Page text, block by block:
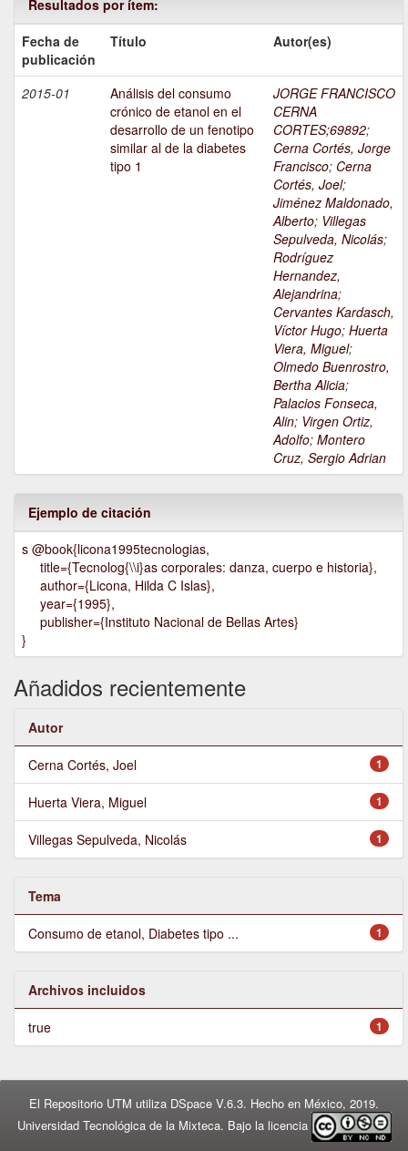
Resultados por ítem:
Fecha de
publicación
Título Autor(es)
2015-01
Análisis del consumo
crónico de etanol en el
desarrollo de un fenotipo
similar al de la diabetes
tipo 1
JORGE FRANCISCO
CERNA
CORTES;69892;
Cerna Cortés, Jorge
Francisco; Cerna
Cortés, Joel;
Jiménez Maldonado,
Alberto; Villegas
Sepulveda, Nicolás;
Rodríguez
Hernandez,
Alejandrina;
Cervantes Kardasch,
Víctor Hugo; Huerta
Viera, Miguel;
Olmedo Buenrostro,
Bertha Alicia;
Palacios Fonseca,
Alin; Virgen Ortiz,
Adolfo; Montero
Cruz, Sergio Adrian
Ejemplo de citación
s @book{licona1995tecnologias,
title={Tecnolog{\\i}as corporales: danza, cuerpo e historia},
author={Licona, Hilda C Islas},
year={1995},
publisher={Instituto Nacional de Bellas Artes}
}
Añadidos recientemente
Autor
1
Cerna Cortés, Joel
1
Huerta Viera, Miguel
1
Villegas Sepulveda, Nicolás
Tema
1
Consumo de etanol, Diabetes tipo ...
Archivos incluidos
1
true
El Repositorio UTM utiliza DSpace V.6.3. Hecho en México, 2019.
Universidad Tecnológica de la Mixteca. Bajo la licencia